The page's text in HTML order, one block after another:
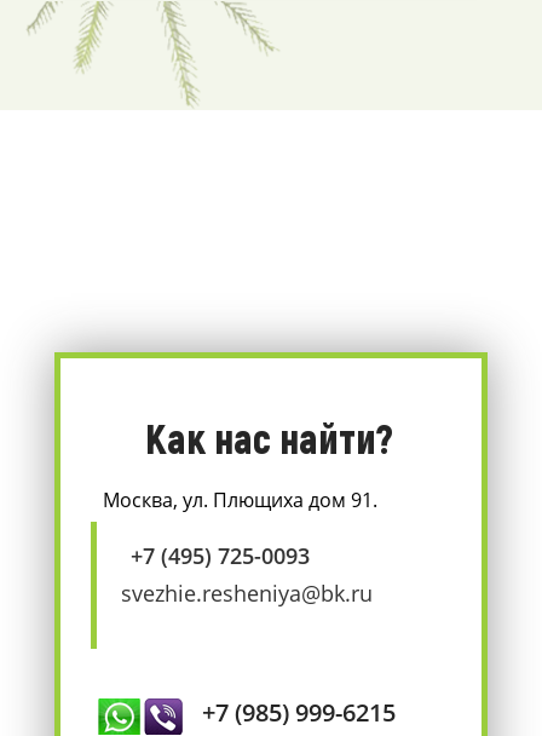
Как нас найти?
Москва, ул. Плющиха дом 91.
+7 (495) 725-0093
svezhie.resheniya@bk.ru
+7 (985) 999-6215